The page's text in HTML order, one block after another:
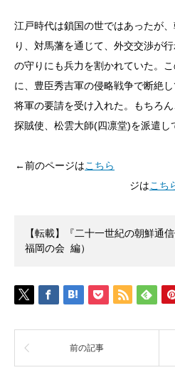
江戸時代は鎖国の世ではあったが
り、対馬藩を通じて、外交交渉が
の守りにも兵力を割かれていた。
に、豊臣秀吉軍の侵略戦争で断絶
将軍の要請を受け入れた。もちろ
探賊使、松雲大師(四凛堂)を派遣し
←前のページはこちら
次
ジはこち
【転載】『二十一世紀の朝鮮通
福岡の会 編）
前の記事